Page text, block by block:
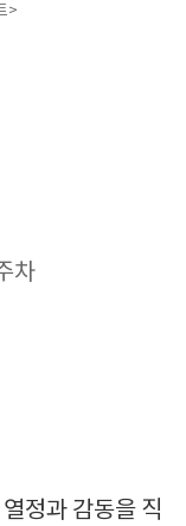
>
차
정과 감동을 직